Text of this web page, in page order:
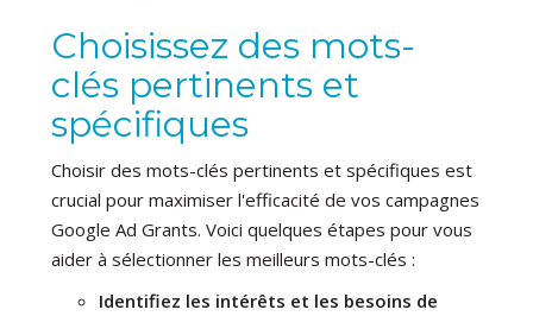
Choisissez des mots-
clés pertinents et
spécifiques
Choisir des mots-clés pertinents et spécifiques est
crucial pour maximiser l'efficacité de vos campagnes
Google Ad Grants. Voici quelques étapes pour vous
aider à sélectionner les meilleurs mots-clés :
Identifiez les intérêts et les besoins de